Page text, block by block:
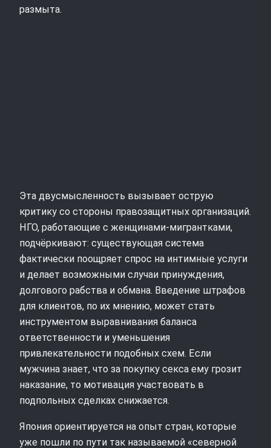
размыта.
Эта двусмысленность вызывает острую
критику со стороны правозащитных организаций.
НГО, работающие с женщинами-мигрантками,
подчёркивают: существующая система
фактически поощряет спрос на интимные услуги
и делает возможными случаи принуждения,
долгового рабства и обмана. Введение штрафов
для клиентов, по их мнению, может стать
инструментом выравнивания баланса
ответственности и уменьшения
привлекательности подобных схем. Если
мужчина знает, что за покупку секса ему грозит
наказание, то мотивация участвовать в
подпольных сделках снижается.
Япония ориентируется на опыт стран, которые
уже пошли по пути так называемой «северной